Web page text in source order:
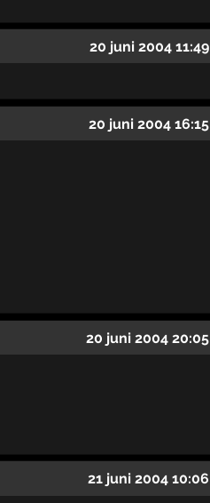
20 juni 2004 11:49
20 juni 2004 16:15
20 juni 2004 20:05
21 juni 2004 10:06